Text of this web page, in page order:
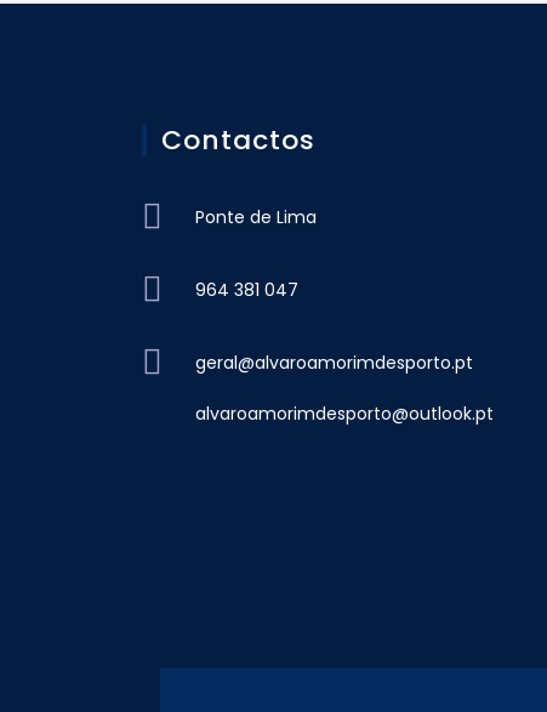
Contactos
Ponte de Lima
964 381 047
geral@alvaroamorimdesporto.pt
alvaroamorimdesporto@outlook.pt